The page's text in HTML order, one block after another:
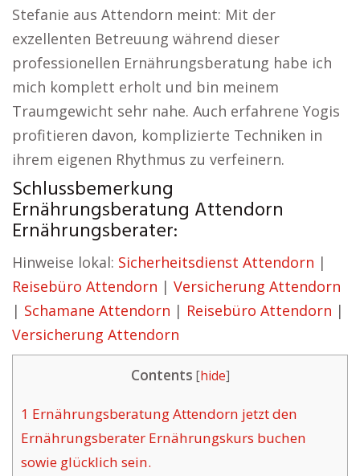
Stefanie aus Attendorn meint: Mit der
exzellenten Betreuung während dieser
professionellen Ernährungsberatung habe ich
mich komplett erholt und bin meinem
Traumgewicht sehr nahe. Auch erfahrene Yogis
profitieren davon, komplizierte Techniken in
ihrem eigenen Rhythmus zu verfeinern.
Schlussbemerkung
Ernährungsberatung Attendorn
Ernährungsberater:
Hinweise lokal: Sicherheitsdienst Attendorn |
Reisebüro Attendorn | Versicherung Attendorn
| Schamane Attendorn | Reisebüro Attendorn |
Versicherung Attendorn
Contents [hide]
1 Ernährungsberatung Attendorn jetzt den
Ernährungsberater Ernährungskurs buchen
sowie glücklich sein.